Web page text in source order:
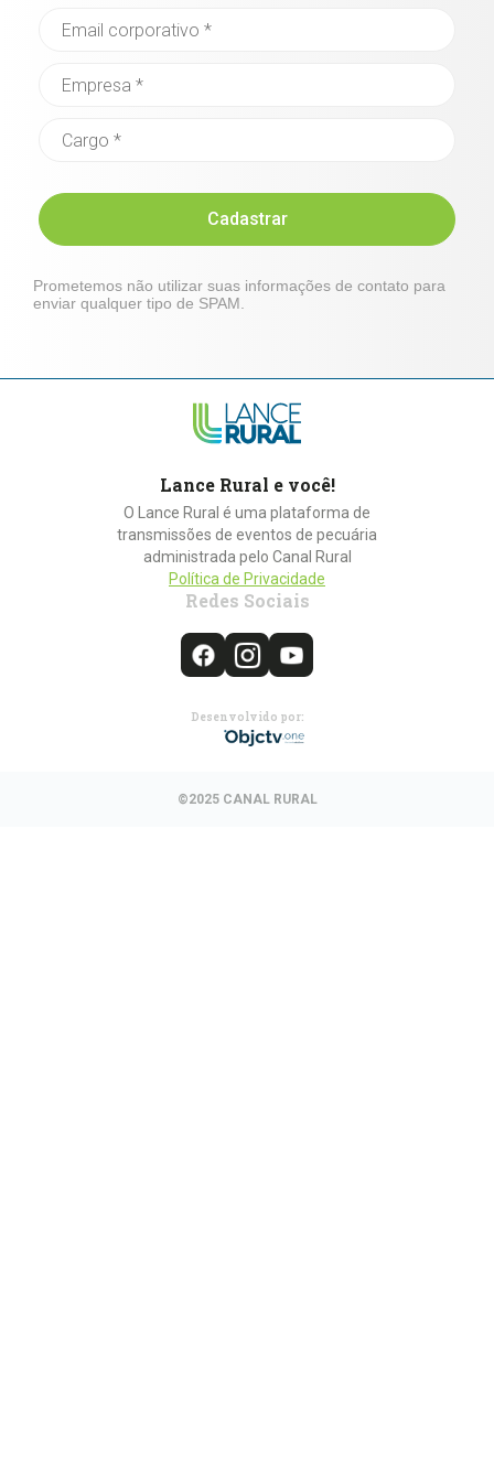
Cadastrar
Prometemos não utilizar suas informações de contato para
enviar qualquer tipo de SPAM.
Lance Rural e você!
O Lance Rural é uma plataforma de
transmissões de eventos de pecuária
administrada pelo Canal Rural
Política de Privacidade
Redes Sociais
Desenvolvido por:
©2025 CANAL RURAL